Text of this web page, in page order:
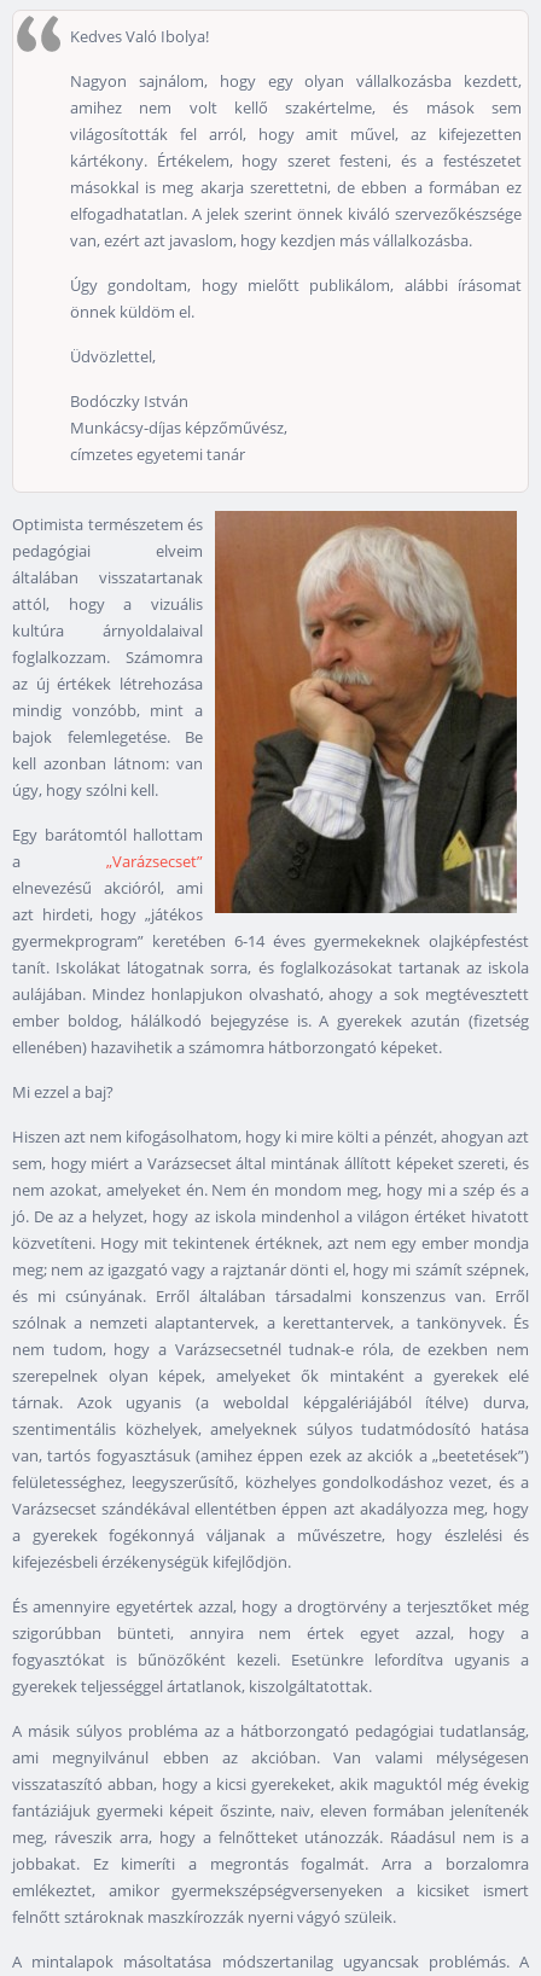
Kedves Való Ibolya!
Nagyon sajnálom, hogy egy olyan vállalkozásba kezdett,
amihez nem volt kellő szakértelme, és mások sem
világosították fel arról, hogy amit művel, az kifejezetten
kártékony. Értékelem, hogy szeret festeni, és a festészetet
másokkal is meg akarja szerettetni, de ebben a formában ez
elfogadhatatlan. A jelek szerint önnek kiváló szervezőkészsége
van, ezért azt javaslom, hogy kezdjen más vállalkozásba.
Úgy gondoltam, hogy mielőtt publikálom, alábbi írásomat
önnek küldöm el.
Üdvözlettel,
Bodóczky István
Munkácsy-díjas képzőművész,
címzetes egyetemi tanár
Optimista természetem és
pedagógiai elveim
általában visszatartanak
attól, hogy a vizuális
kultúra árnyoldalaival
foglalkozzam. Számomra
az új értékek létrehozása
mindig vonzóbb, mint a
bajok felemlegetése. Be
kell azonban látnom: van
úgy, hogy szólni kell.
Egy barátomtól hallottam
a „Varázsecset”
elnevezésű akcióról, ami
azt hirdeti, hogy „játékos
gyermekprogram” keretében 6-14 éves gyermekeknek olajképfestést
tanít. Iskolákat látogatnak sorra, és foglalkozásokat tartanak az iskola
aulájában. Mindez honlapjukon olvasható, ahogy a sok megtévesztett
ember boldog, hálálkodó bejegyzése is. A gyerekek azután (fizetség
ellenében) hazavihetik a számomra hátborzongató képeket.
Mi ezzel a baj?
Hiszen azt nem kifogásolhatom, hogy ki mire költi a pénzét, ahogyan azt
sem, hogy miért a Varázsecset által mintának állított képeket szereti, és
nem azokat, amelyeket én. Nem én mondom meg, hogy mi a szép és a
jó. De az a helyzet, hogy az iskola mindenhol a világon értéket hivatott
közvetíteni. Hogy mit tekintenek értéknek, azt nem egy ember mondja
meg; nem az igazgató vagy a rajztanár dönti el, hogy mi számít szépnek,
és mi csúnyának. Erről általában társadalmi konszenzus van. Erről
szólnak a nemzeti alaptantervek, a kerettantervek, a tankönyvek. És
nem tudom, hogy a Varázsecsetnél tudnak-e róla, de ezekben nem
szerepelnek olyan képek, amelyeket ők mintaként a gyerekek elé
tárnak. Azok ugyanis (a weboldal képgalériájából ítélve) durva,
szentimentális közhelyek, amelyeknek súlyos tudatmódosító hatása
van, tartós fogyasztásuk (amihez éppen ezek az akciók a „beetetések”)
felületességhez, leegyszerűsítő, közhelyes gondolkodáshoz vezet, és a
Varázsecset szándékával ellentétben éppen azt akadályozza meg, hogy
a gyerekek fogékonnyá váljanak a művészetre, hogy észlelési és
kifejezésbeli érzékenységük kifejlődjön.
És amennyire egyetértek azzal, hogy a drogtörvény a terjesztőket még
szigorúbban bünteti, annyira nem értek egyet azzal, hogy a
fogyasztókat is bűnözőként kezeli. Esetünkre lefordítva ugyanis a
gyerekek teljességgel ártatlanok, kiszolgáltatottak.
A másik súlyos probléma az a hátborzongató pedagógiai tudatlanság,
ami megnyilvánul ebben az akcióban. Van valami mélységesen
visszataszító abban, hogy a kicsi gyerekeket, akik maguktól még évekig
fantáziájuk gyermeki képeit őszinte, naiv, eleven formában jelenítenék
meg, ráveszik arra, hogy a felnőtteket utánozzák. Ráadásul nem is a
jobbakat. Ez kimeríti a megrontás fogalmát. Arra a borzalomra
emlékeztet, amikor gyermekszépségversenyeken a kicsiket ismert
felnőtt sztároknak maszkírozzák nyerni vágyó szüleik.
A mintalapok másoltatása módszertanilag ugyancsak problémás. A